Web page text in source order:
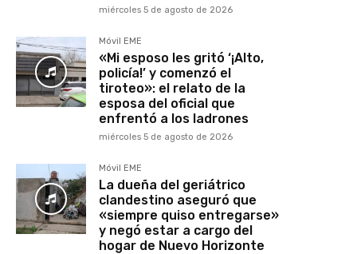
miércoles 5 de agosto de 2026
Móvil EME
«Mi esposo les gritó ‘¡Alto,
policía!’ y comenzó el
tiroteo»: el relato de la
esposa del oficial que
enfrentó a los ladrones
miércoles 5 de agosto de 2026
Móvil EME
La dueña del geriátrico
clandestino aseguró que
«siempre quiso entregarse»
y negó estar a cargo del
hogar de Nuevo Horizonte